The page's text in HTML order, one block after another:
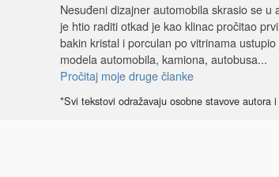
Nesuđeni dizajner automobila skrasio se
je htio raditi otkad je kao klinac pročitao
bakin kristal i porculan po vitrinama
modela automobila, kamiona, autobusa...
Pročitaj moje druge članke
*Svi tekstovi odražavaju osobne stavove autora